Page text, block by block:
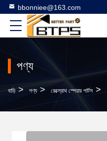
bbonniee@163.com
পণ্য
বাড়ি > পণ্য > রেক্স্রোথ স্পেয়ার পার্টস >